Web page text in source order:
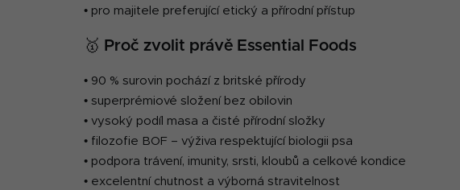
• pro majitele preferující etický a přírodní přístup
🥇 Proč zvolit právě Essential Foods
• 90 % surovin pochází z britské přírody
• superprémiové složení bez obilovin
• vysoký podíl masa a čisté přírodní složky
• filozofie BOF – výživa respektující biologii psa
• podpora trávení, imunity, srsti, kloubů a celkové kondice
• excelentní chutnost a výborná stravitelnost